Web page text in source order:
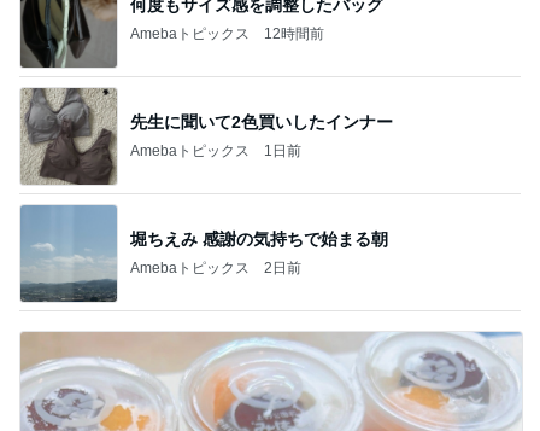
何度もサイズ感を調整したバッグ
Amebaトピックス 12時間前
先生に聞いて2色買いしたインナー
Amebaトピックス 1日前
堀ちえみ 感謝の気持ちで始まる朝
Amebaトピックス 2日前